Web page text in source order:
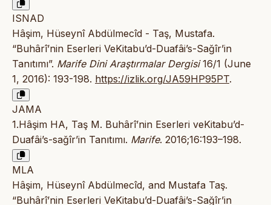
ISNAD
Hâşim, Hüseynî Abdülmecîd - Taş, Mustafa.
“Buhârî’nin Eserleri VeKitabu’d-Duafâi’s-Sağîr’in
Tanıtımı”. Marife Dini Araştırmalar Dergisi16/1 (June
1, 2016): 193-198. https://izlik.org/JA59HP95PT.
JAMA
1.Hâşim HA, Taş M. Buhârî’nin Eserleri veKitabu’d-
Duafâi’s-sağîr’in Tanıtımı. Marife. 2016;16:193–198.
MLA
Hâşim, Hüseynî Abdülmecîd, and Mustafa Taş.
“Buhârî’nin Eserleri VeKitabu’d-Duafâi’s-Sağîr’in